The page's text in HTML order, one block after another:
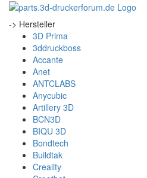
-> Hersteller
3D Prima
3ddruckboss
Accante
Anet
ANTCLABS
Anycubic
Artillery 3D
BCN3D
BIQU 3D
Bondtech
Buildtak
Creality